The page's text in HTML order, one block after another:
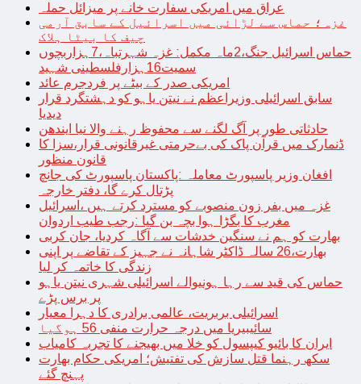
عراق میں امریکی سفارت خانے پر میزائل حملہ
غزہ؛ حماس سے لڑائی میں اسرائیل کے سابق آرمی
چیف کا بیٹا ہلاک
حماس اسرائیل جنگ،2ماہ مکمل: غزہ شہرتباہ،7ہزاربچوں
سمیت16ہزارفلسطینی شہید
امریکی صدر کے بیٹے پر فردجرم عائد
سابق اسرائیلی وزیراعظم نے نیتن یاہو کو دہشتگرد قرار
دیدیا
حادثاتی طور پر آگ لگنے سے محفوظ رہنے والا نیا ایندھن
ڈنمارک میں قرآن پاک کی بےحرمتی غیرقانونی قرار،سزا کا
قانون منظور
افغان وزیر پاسپورٹ معاملہ :پاکستان پاسپورٹ کی جانچ
پڑتال کرے گا، دفتر خارجہ
غزہ میں بفر زون منصوبے کو مسترد کرتے ہیں ،اسرائیل
مغرب کا بگڑا ہوا بچہ بن گیا :رجب طیب اردوان
بھارت کو ہم نے سنگین خدشات سے آگاہ کردیا، جان کربی
بھارت،26 سالہ ڈاکٹر شاہانہ نے جہیز کے تقاضے پر اپنی
زندگی کا خاتمہ کر لیا
حماس کی قید سے رہا ہونیوالے اسرائیلی شہری نیتن یاہو
پر برس پڑے
اسرائیلی بربریت، عالمی برادری کا دہرا معیار
سائیبیریا میں درجہ حرارت منفی 56 ہوگیا
ایران کا بائیو کیپسول کو خلا میں بھیجنے کا تجربہ کامیاب
سکھ رہنما قتل سازش کی تفتیش؛ امریکی حکام بھارت
پہنچ گئے